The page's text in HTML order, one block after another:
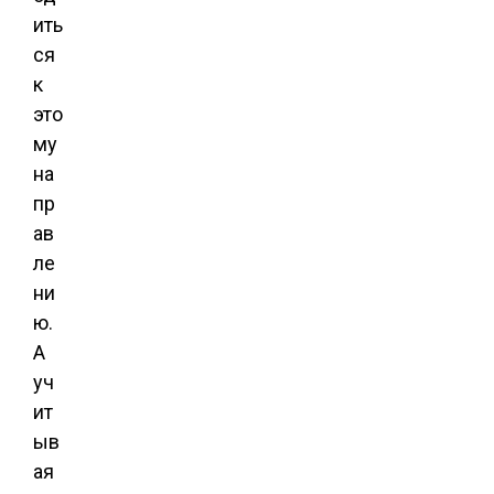
ить
ся
к
это
му
на
пр
ав
ле
ни
ю.
А
уч
ит
ыв
ая